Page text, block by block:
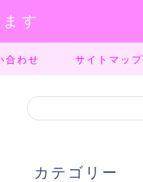
す
合わせ サイトマップ
カテゴリー